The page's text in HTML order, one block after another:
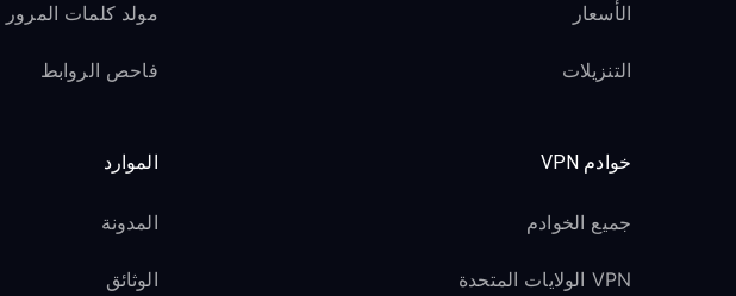
الأسعار
التنزيلات
مولد كلمات المرور
فاحص الروابط
خوادم VPN
جميع الخوادم
VPN الولايات المتحدة
الموارد
المدونة
الوثائق